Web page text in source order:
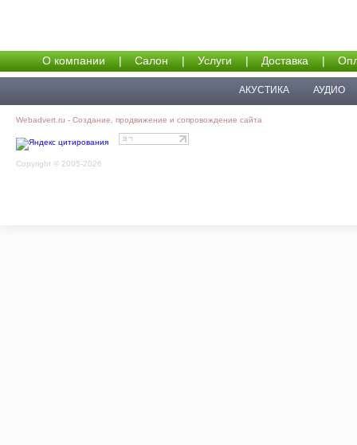
О компании | Салон | Услуги | Доставка |
АКУСТИКА АУДИО
Webadvert.ru - Создание, продвижение и сопровождение сайта
Copyright © 2005-2026